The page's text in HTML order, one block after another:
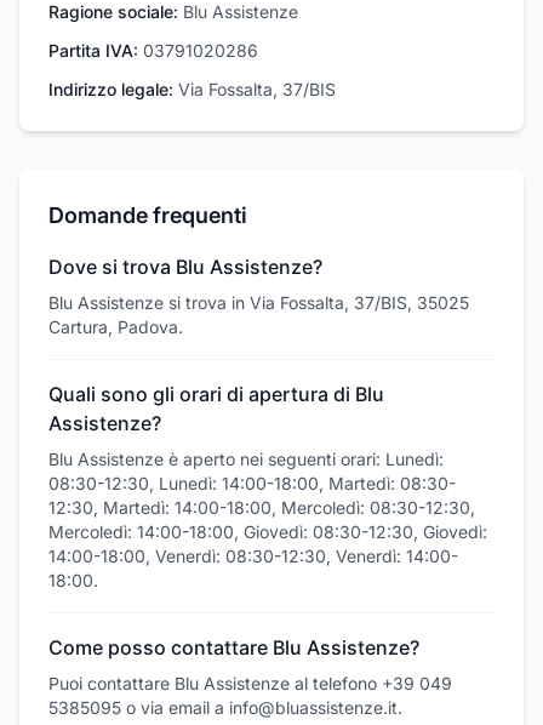
Ragione sociale: Blu Assistenze
Partita IVA: 03791020286
Indirizzo legale: Via Fossalta, 37/BIS
Domande frequenti
Dove si trova Blu Assistenze?
Blu Assistenze si trova in Via Fossalta, 37/BIS, 35025
Cartura, Padova.
Quali sono gli orari di apertura di Blu
Assistenze?
Blu Assistenze è aperto nei seguenti orari: Lunedì:
08:30-12:30, Lunedì: 14:00-18:00, Martedì: 08:30-
12:30, Martedì: 14:00-18:00, Mercoledì: 08:30-12:30,
Mercoledì: 14:00-18:00, Giovedì: 08:30-12:30, Giovedì:
14:00-18:00, Venerdì: 08:30-12:30, Venerdì: 14:00-
18:00.
Come posso contattare Blu Assistenze?
Puoi contattare Blu Assistenze al telefono +39 049
5385095 o via email a info@bluassistenze.it.